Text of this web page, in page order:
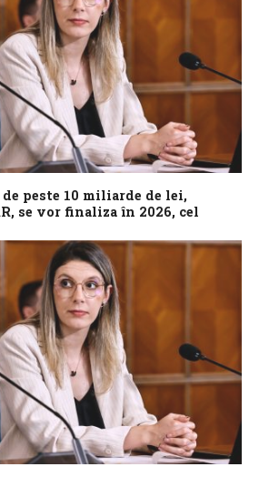
peste 10 miliarde de lei,
se vor finaliza în 2026, cel
vor fi deserviți de cele peste 2.232 de
miliarde de lei, ce urmează...